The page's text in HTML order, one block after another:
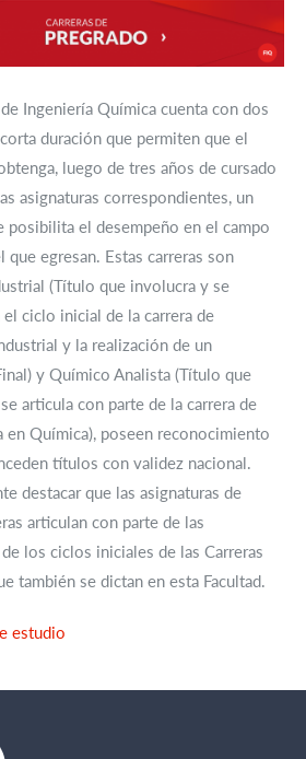
de Ingeniería Química cuenta con dos
duración que permiten que el
luego de tres años de cursado
asignaturas correspondientes, un
posibilita el desempeño en el campo
que egresan. Estas carreras son
(Título que involucra y se
ciclo inicial de la carrera de
y la realización de un
y Químico Analista (Título que
articula con parte de la carrera de
en Química), poseen reconocimiento
títulos con validez nacional.
destacar que las asignaturas de
articulan con parte de las
los ciclos iniciales de las Carreras
también se dictan en esta Facultad.
estudio